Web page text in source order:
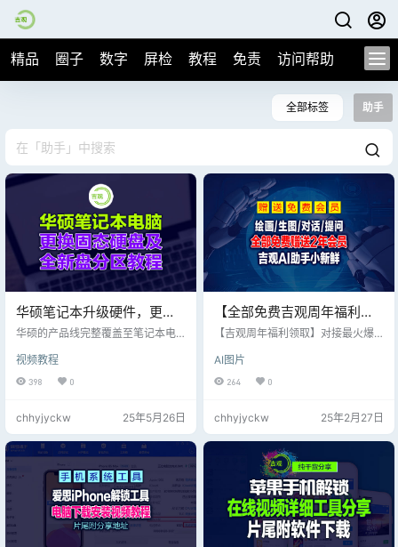
精品 圈子 数字 屏检 教程 免责 访问帮助
全部标签 助手
华硕笔记本升级硬件，更换
固态硬盘及全新分区格盘安
华硕的产品线完整覆盖至笔记本电
储、有线/无线网络通讯产品、LC
D、掌上电脑、智能手机等全线3C
竞争实力。
视频教程
398 0
chhyjyckw 25年5月26日
【全部免费吉观周年福利领
取】免费绘画/对话/生图/生
手“小新鲜”赠送1年全免费会
员
【吉观周年福利领取】对接最火爆
I助手“小新鲜”登陆小程序后将会员I
D告知客服 或者官网：https://jjgg.c
页端和微信端均可同步数据，服务
内容包含对话、绘画 生图、思维
图、文档AI编译、AI自动生成歌曲
等； 3. 详细教程请留意文章内容或
者微信端手机使用教程，同时提…
AI图片
264 0
chhyjyckw 25年2月27日